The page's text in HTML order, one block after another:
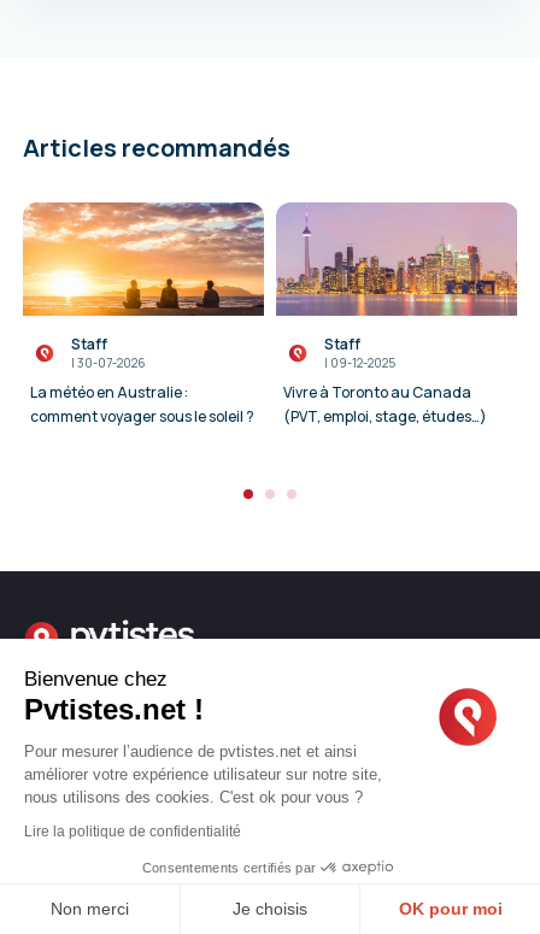
Articles recommandés
Staff
I 30-07-2026
La météo en Australie :
comment voyager sous le soleil ?
Staff
I 09-12-2025
Vivre à Toronto au Canada
(PVT, emploi, stage, études…)
Facebook
Linkedin Youtube
Bienvenue chez
Pvtistes.net !
Pour mesurer l’audience de pvtistes.net et ainsi
améliorer votre expérience utilisateur sur notre site,
nous utilisons des cookies. C'est ok pour vous ?
Lire la politique de confidentialité
Consentements certifiés par
Non merci Je choisis OK pour moi